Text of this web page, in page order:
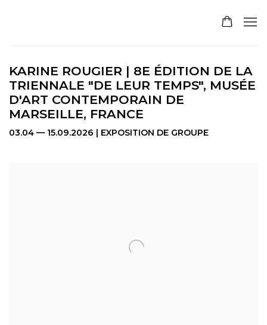
KARINE ROUGIER | 8E ÉDITION DE LA
TRIENNALE "DE LEUR TEMPS", MUSÉE
D'ART CONTEMPORAIN DE
MARSEILLE, FRANCE
03.04 — 15.09.2026 | EXPOSITION DE GROUPE